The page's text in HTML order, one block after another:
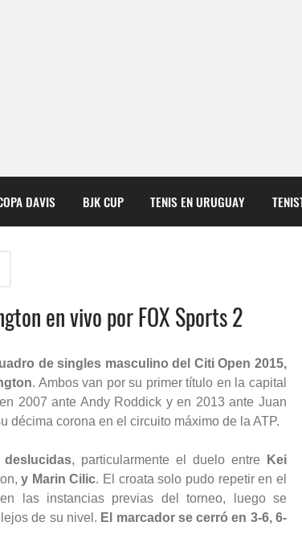
DAVIS BJK CUP TENIS EN URUGUAY
en vivo por FOX Sports 2
de singles masculino del Citi Open 2015,
. Ambos van por su primer título en la capital
2007 ante Andy Roddick y en 2013 ante Juan
décima corona en el circuito máximo de la ATP.
, particularmente el duelo entre
Kei
y Marin Cilic. El croata solo pudo repetir en el
las instancias previas del torneo, luego se
de su nivel. El marcador se cerró en 3-6, 6-